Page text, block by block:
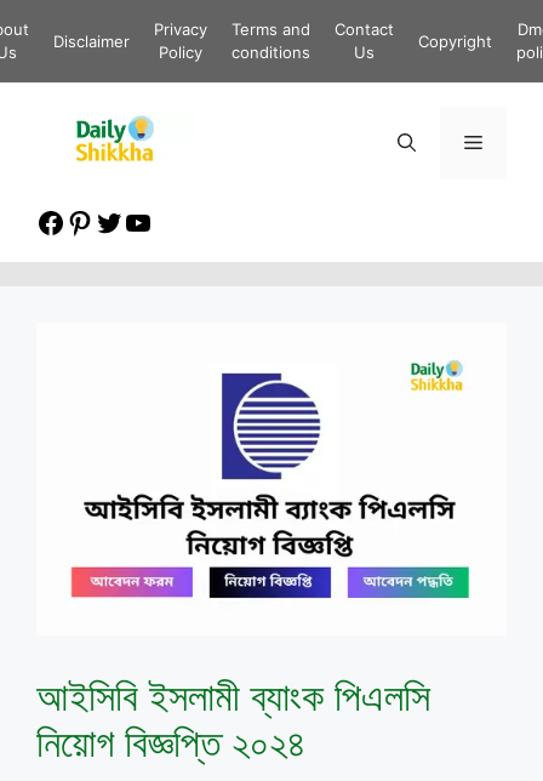
to
Disclaimer
Privacy
Policy
Terms and
conditions
Contact
Us
Copyright
Menu
Facebook
Pinterest
Twitter
YouTube
আইসিবি ইসলামী ব্যাংক পিএলসি
নিয়োগ বিজ্ঞপ্তি ২০২৪